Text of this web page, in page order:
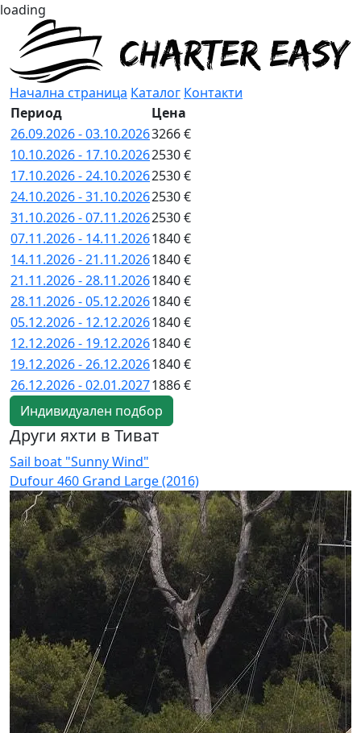
loading
Начална страница Каталог Контакти
Период
Цена
26.09.2026 - 03.10.20263266 €
10.10.2026 - 17.10.20262530 €
17.10.2026 - 24.10.20262530 €
24.10.2026 - 31.10.20262530 €
31.10.2026 - 07.11.20262530 €
07.11.2026 - 14.11.20261840 €
14.11.2026 - 21.11.20261840 €
21.11.2026 - 28.11.20261840 €
28.11.2026 - 05.12.20261840 €
05.12.2026 - 12.12.20261840 €
12.12.2026 - 19.12.20261840 €
19.12.2026 - 26.12.20261840 €
26.12.2026 - 02.01.20271886 €
Индивидуален подбор
Други яхти в Тиват
Sail boat "Sunny Wind"
Dufour 460 Grand Large (2016)